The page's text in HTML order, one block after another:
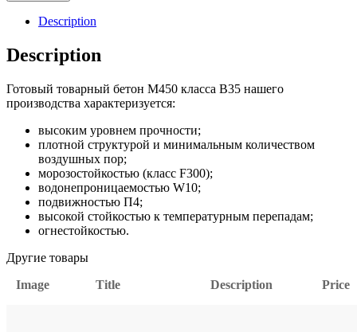
Description
Description
Готовый товарный бетон М450 класса В35 нашего
производства характеризуется:
высоким уровнем прочности;
плотной структурой и минимальным количеством
воздушных пор;
морозостойкостью (класс F300);
водонепроницаемостью W10;
подвижностью П4;
высокой стойкостью к температурным перепадам;
огнестойкостью.
Другие товары
Image
Title Description Price